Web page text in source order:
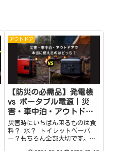
アウトドア
【防災の必需品】発電機
vs ポータブル電源｜災
害・車中泊・アウトドア
で本当に使えるのは？
災害時にいちばん困るものは食
料？ 水？ トイレットペーパ
ー？もちろん全部大切です。で